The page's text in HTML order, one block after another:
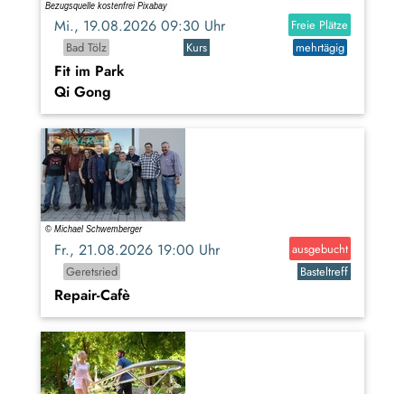
Mi., 19.08.2026 09:30 Uhr
Freie Plätze
Bad Tölz
Kurs mehrtägig
Fit im Park
Qi Gong
Fr., 21.08.2026 19:00 Uhr
ausgebucht
Geretsried
Basteltreff
Repair-Cafè